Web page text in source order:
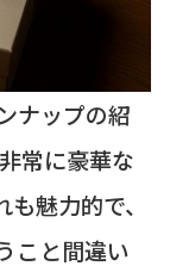
ナップの紹
常に豪華な
魅力的で、
こと間違い